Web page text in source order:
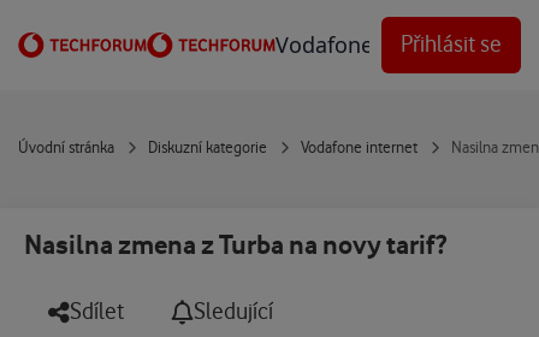
Vodafone Techforum
Přihlásit se
Úvodní stránka Diskuzní kategorie Vodafone internet Nasilna
Nasilna zmena z Turba na novy tarif?
Sdílet Sledující